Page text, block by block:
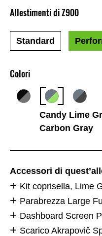
Colori
Candy Lime
Carbon Gray
Allestimenti di Z900
Standard
Accessori di
Kit coprisella, Lime
Parabrezza Large
Dashboard Screen
Scarico Akrapovič